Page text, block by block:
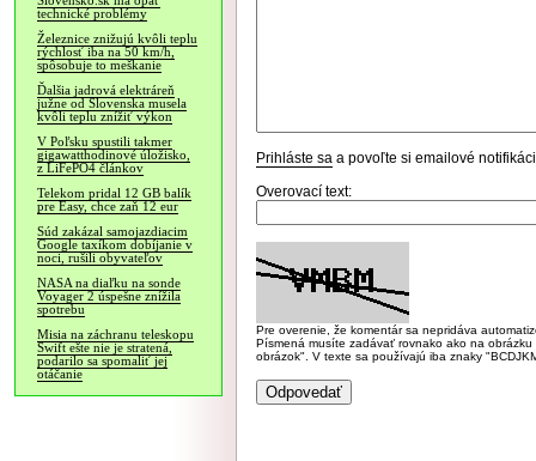
technické problémy
Železnice znižujú kvôli teplu
rýchlosť iba na 50 km/h,
spôsobuje to meškanie
Ďalšia jadrová elektráreň
južne od Slovenska musela
kvôli teplu znížiť výkon
V Poľsku spustili takmer
gigawatthodinové úložisko,
z LiFePO4 článkov
Telekom pridal 12 GB balík
pre Easy, chce zaň 12 eur
Súd zakázal samojazdiacim
Google taxíkom dobíjanie v
noci, rušili obyvateľov
NASA na diaľku na sonde
Voyager 2 úspešne znížila
spotrebu
Misia na záchranu teleskopu
Swift ešte nie je stratená,
podarilo sa spomaliť jej
otáčanie
Prihláste sa a povoľte si emailové
Overovací text:
Pre overenie, že komentár sa nepridáva
Písmená musíte zadávať rovnako ako na
obrázok". V texte sa používajú iba znaky